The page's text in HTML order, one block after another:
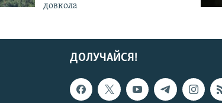
довкола
ДОЛУЧАЙСЯ!